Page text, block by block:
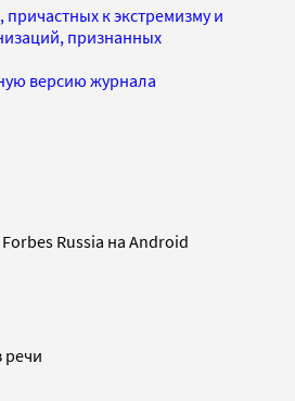
к экстремизму и
признанных
версию журнала
Russia на Android
речи